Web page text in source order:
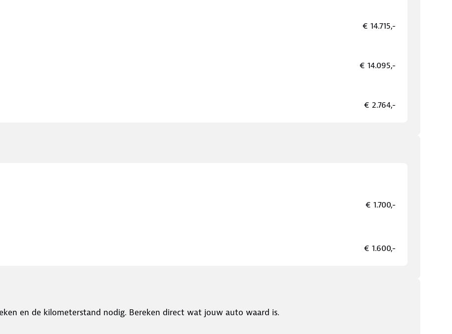
€ 14.715,-
€ 14.095,-
€ 2.764,-
€ 1.700,-
€ 1.600,-
en de kilometerstand nodig. Bereken direct wat jouw auto waard is.